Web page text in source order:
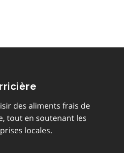
des aliments frais de
tout en soutenant les
locales.